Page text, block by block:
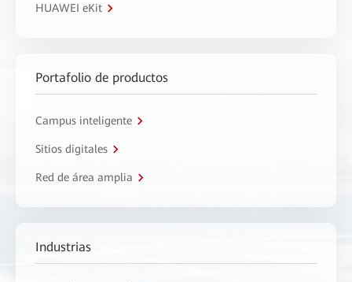
HUAWEI eKit
Portafolio de productos
Campus inteligente
Sitios digitales
Red de área amplia
Industrias